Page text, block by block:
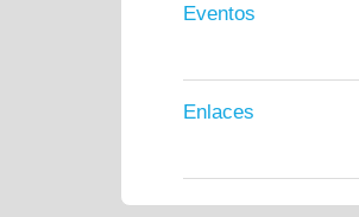
Eventos
Enlaces